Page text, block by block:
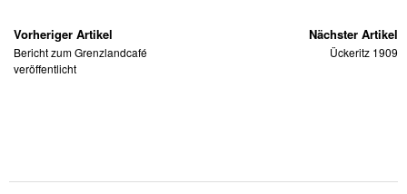
Vorheriger Artikel
Bericht zum Grenzlandcafé
veröffentlicht
Nächster Artikel
Ückeritz 1909